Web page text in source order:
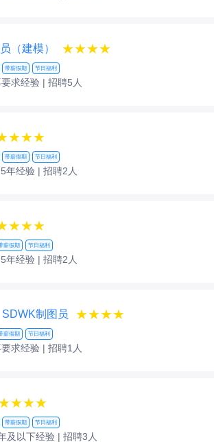
（建模） ★★★★
带薪假期 节日福利
求经验 | 招聘5人
带薪假期 节日福利
年经验 | 招聘2人
薪假期 节日福利
年经验 | 招聘2人
制图员 ★★★★
薪假期 节日福利
求经验 | 招聘1人
带薪假期 节日福利
及以下经验 | 招聘3人